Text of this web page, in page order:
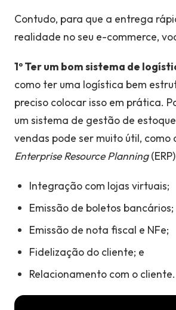
Contudo, para que a entrega
realidade no seu e-commerce,
1º Ter um bom sistema de
como ter uma logística bem
preciso colocar isso em prática.
um sistema de gestão de
vendas pode ser muito útil, como
Enterprise Resource Planning
Integração com lojas virtuais;
Emissão de boletos bancários;
Emissão de nota fiscal e NFe;
Fidelização do cliente; e
Relacionamento com o cliente.